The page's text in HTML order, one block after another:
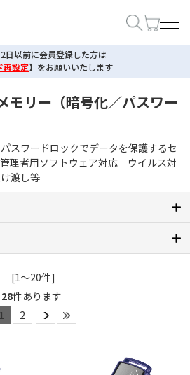
日以前に会員登録した方は
再設定】 をお願いいたします
モリー（暗号化／パスワー
スワードロックでデータを保護するセ
理者用ソフトウェア対応｜ウイルス対
渡し等
[1～20件]
28件あります
1
2